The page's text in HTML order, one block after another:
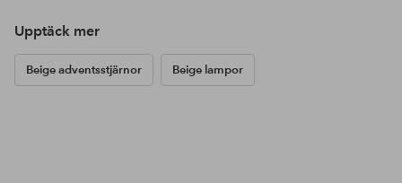
Upptäck mer
Beige adventsstjärnor Beige lampor